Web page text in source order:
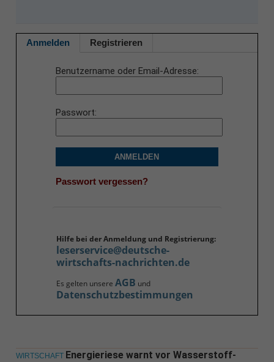
Anmelden Registrieren
Benutzername oder Email-Adresse
Passwort
ANMELDEN
Passwort vergessen?
Hilfe bei der Anmeldung und Registrierung:
leserservice@deutsche-
wirtschafts-nachrichten.de
Es gelten unsere AGB und
Datenschutzbestimmungen
WIRTSCHAFT Energieriese warnt vor Wasserstoff-